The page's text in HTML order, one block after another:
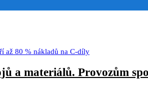
a materiálů. Provozům